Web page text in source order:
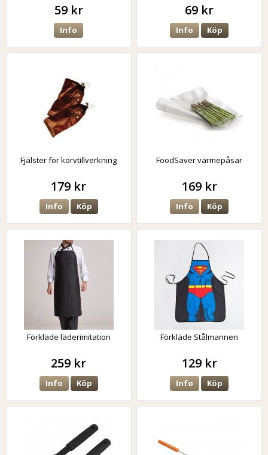
59 kr
Info
69 kr
Info Köp
Fjälster för korvtillverkning
179 kr
Info Köp
FoodSaver värmepåsar
169 kr
Info Köp
Förkläde läderimitation
259 kr
Info Köp
Förkläde Stålmannen
129 kr
Info Köp